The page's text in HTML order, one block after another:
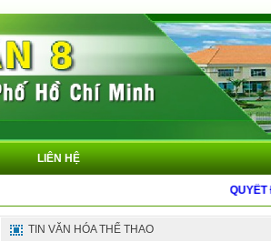
LIÊN HỆ
QUYẾT ĐỊNH VỀ
TIN VĂN HÓA THỂ THAO